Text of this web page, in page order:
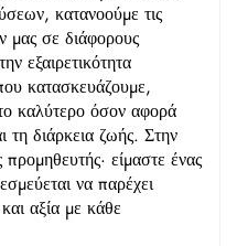
κατανοούμε τις
μας σε διάφορους
εξαιρετικότητα
κατασκευάζουμε,
καλύτερο όσον αφορά
τη διάρκεια ζωής. Στην
είμαστε ένας
να παρέχει
αξία με κάθε